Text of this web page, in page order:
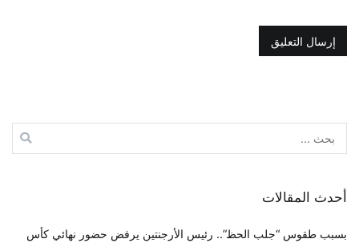
عن:
أحدث المقالات
بسبب طقوس “جلب الحظ”.. رئيس الأرجنتين يرفض حضور نهائي كأس